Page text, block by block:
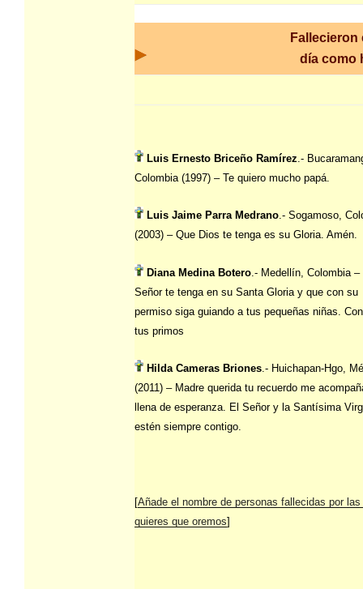
Fallecieron
día como
Luis Ernesto Briceño Ramírez .-
Colombia (1997) – Te quiero mucho papá.
Luis Jaime Parra Medrano.- Sogamoso,
(2003) – Que Dios te tenga es su Gloria. Amén.
Diana Medina Botero .- Medellín, Colombia –
Señor te tenga en su Santa Gloria y que con su
permiso siga guiando a tus pequeñas niñas.
tus primos
Hilda Cameras Briones.- Huichapan-Hgo,
(2011) – Madre querida tu recuerdo me
llena de esperanza. El Señor y la Santísima
estén siempre contigo.
[Añade el nombre de personas fallecidas por las
quieres que oremos]